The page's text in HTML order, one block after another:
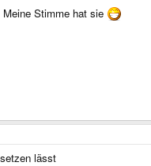
Stimme hat sie
lässt